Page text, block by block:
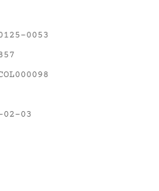
0053
02-03